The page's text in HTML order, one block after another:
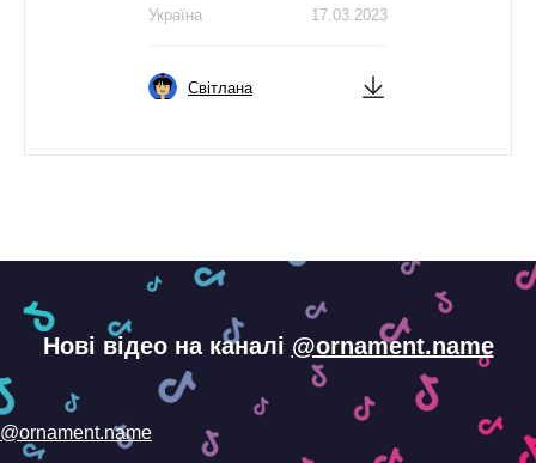
17.03.2023
Україна
Світлана
Нові відео на каналі @ornament.name
@ornament.name